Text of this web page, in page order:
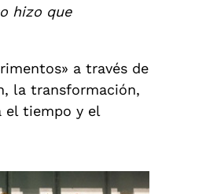
hizo que
a través de
la transformación,
el tiempo y el